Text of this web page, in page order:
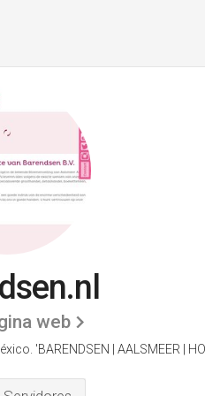
web
'BARENDSEN | AALSMEER |